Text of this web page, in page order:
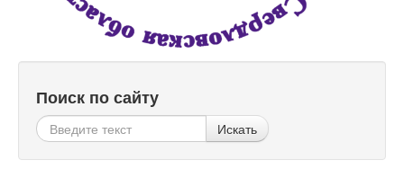
Поиск по сайту
Искать